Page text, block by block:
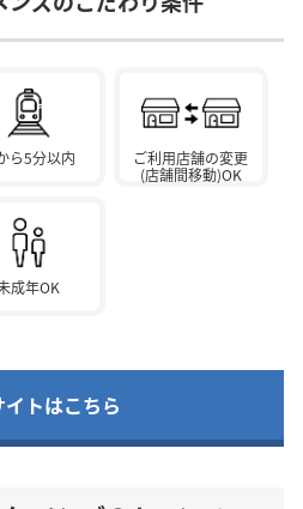
ら5分以内
ご利用店舗の変更
(店舗間移動)OK
成年OK
イトはこちら